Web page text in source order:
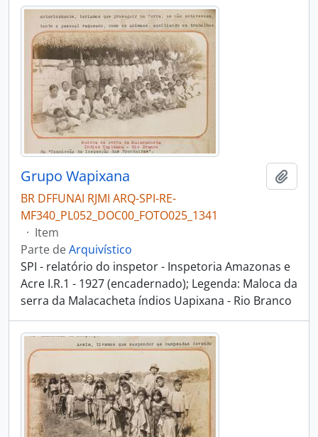
Grupo Wapixana
BR DFFUNAI RJMI ARQ-SPI-RE-
MF340_PL052_DOC00_FOTO025_1341
· Item
Parte deArquivístico
SPI - relatório do inspetor - Inspetoria Amazonas e
Acre I.R.1 - 1927 (encadernado); Legenda: Maloca da
serra da Malacacheta índios Uapixana - Rio Branco